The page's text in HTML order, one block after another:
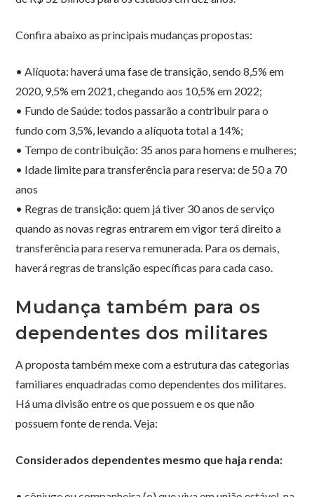
Confira abaixo as principais mudanças propostas:
• Alíquota: haverá uma fase de transição, sendo 8,5% em
2020, 9,5% em 2021, chegando aos 10,5% em 2022;
• Fundo de Saúde: todos passarão a contribuir para o
fundo com 3,5%, levando a alíquota total a 14%;
• Tempo de contribuição: 35 anos para homens e mulheres;
• Idade limite para transferência para reserva: de 50 a 70
anos
• Regras de transição: quem já tiver 30 anos de serviço
quando as novas regras entrarem em vigor terá direito a
transferência para reserva remunerada. Para os demais,
haverá regras de transição específicas para cada caso.
Mudança também para os
dependentes dos militares
A proposta também mexe com a estrutura das categorias
familiares enquadradas como dependentes dos militares.
Há uma divisão entre os que possuem e os que não
possuem fonte de renda. Veja:
Considerados dependentes mesmo que haja renda: